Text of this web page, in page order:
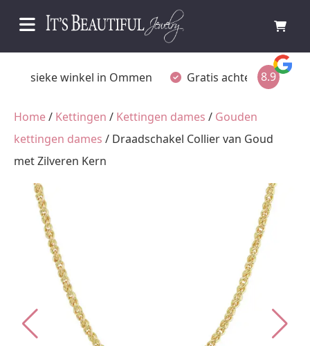
Fysieke winkel in Ommen Gratis achteraf betalen
8.9
Home/ Kettingen / Kettingen dames / Gouden
kettingen dames / Draadschakel Collier van Goud
met Zilveren Kern